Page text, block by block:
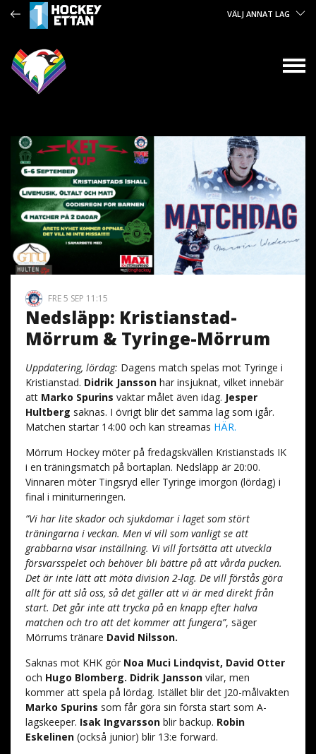
VÄLJ ANNAT LAG
FRE 5 SEP 11:15
Nedsläpp: Kristianstad-
Mörrum & Tyringe-Mörrum
Uppdatering, lördag: Dagens match spelas mot Tyringe i
Kristianstad. Didrik Janssonhar insjuknat, vilket innebär
att Marko Spurins vaktar målet även idag. Jesper
Hultberg saknas. I övrigt blir det samma lag som igår.
Matchen startar 14:00 och kan streamas HÄR.
Mörrum Hockey möter på fredagskvällen Kristianstads IK
i en träningsmatch på bortaplan. Nedsläpp är 20:00.
Vinnaren möter Tingsryd eller Tyringe imorgon (lördag) i
final i miniturneringen.
”Vi har lite skador och sjukdomar i laget som stört
träningarna i veckan. Men vi vill som vanligt se att
grabbarna visar inställning. Vi vill fortsätta att utveckla
försvarsspelet och behöver bli bättre på att vårda pucken.
Det är inte lätt att möta division 2-lag. De vill förstås göra
allt för att slå oss, så det gäller att vi är med direkt från
start. Det går inte att trycka på en knapp efter halva
matchen och tro att det kommer att fungera”, säger
Mörrums tränare David Nilsson.
Saknas mot KHK gör Noa Muci Lindqvist, David Otter
och Hugo Blomberg. Didrik Janssonvilar, men
kommer att spela på lördag. Istället blir det J20-målvakten
Marko Spurins som får göra sin första start som A-
lagskeeper. Isak Ingvarssonblir backup. Robin
Eskelinen(också junior) blir 13:e forward.